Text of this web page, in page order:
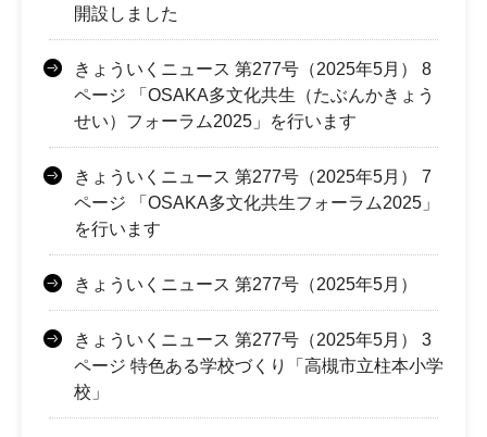
開設しました
きょういくニュース 第277号（2025年5月） 8
ページ 「OSAKA多文化共生（たぶんかきょう
せい）フォーラム2025」を行います
きょういくニュース 第277号（2025年5月） 7
ページ 「OSAKA多文化共生フォーラム2025」
を行います
きょういくニュース 第277号（2025年5月）
きょういくニュース 第277号（2025年5月） 3
ページ 特色ある学校づくり「高槻市立柱本小学
校」